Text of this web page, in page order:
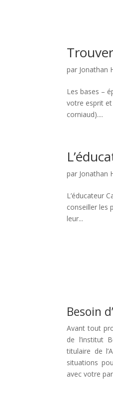
par Jonathan
Les bases –
votre esprit et
corniaud)....
par Jonathan
L’éducateur
conseiller les
leur...
Besoin
Avant tout
de l’institut
titulaire de
situations
avec votre